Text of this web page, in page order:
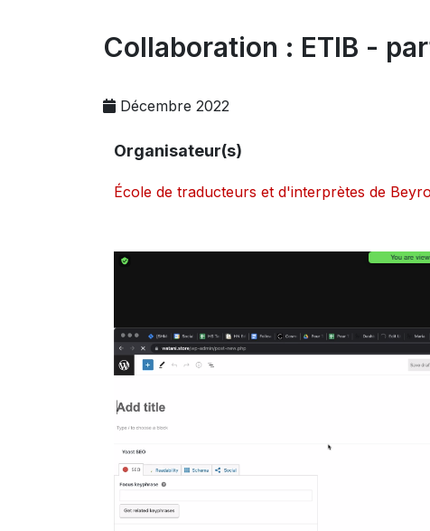
Collaboration : ETIB -
Décembre 2022
Organisateur(s)
École de traducteurs et d'interprètes de